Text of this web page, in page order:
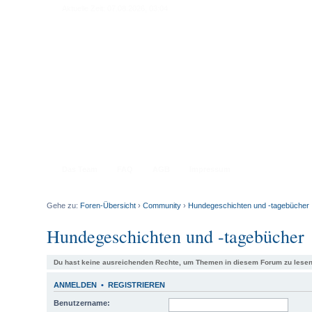
Gehe zu: Foren-Übersicht ›Community › Hundegeschichten und -tagebücher
Hundegeschichten und -tagebücher
Du hast keine ausreichenden Rechte, um Themen in diesem Forum zu
ANMELDEN •REGISTRIEREN
Benutzername: